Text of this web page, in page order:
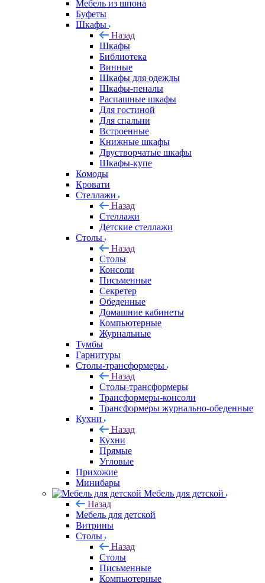
Мебель из шпона
Буфеты
Шкафы
Назад
Шкафы
Библиотека
Винные
Шкафы для одежды
Шкафы-пеналы
Распашные шкафы
Для гостиной
Для спальни
Встроенные
Книжные шкафы
Двустворчатые шкафы
Шкафы-купе
Комоды
Кровати
Стеллажи
Назад
Стеллажи
Детские стеллажи
Столы
Назад
Столы
Консоли
Письменные
Секретер
Обеденные
Домашние кабинеты
Компьютерные
Журнальные
Тумбы
Гарнитуры
Столы-трансформеры
Назад
Столы-трансформеры
Трансформеры-консоли
Трансформеры журнально-обеденные
Кухни
Назад
Кухни
Прямые
Угловые
Прихожие
Минибары
Мебель для детской
Назад
Мебель для детской
Витрины
Столы
Назад
Столы
Письменные
Компьютерные